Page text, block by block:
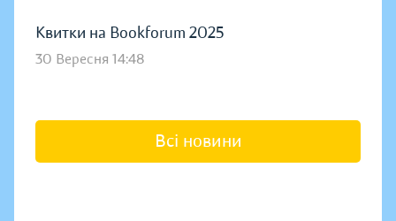
Квитки на Bookforum 2025
30 Вересня 14:48
Всі новини